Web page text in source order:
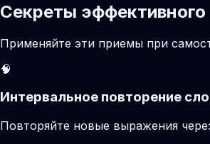
Секреты эффективного
Применяйте эти приемы при
🧠
Интервальное повторение
Повторяйте новые выражения